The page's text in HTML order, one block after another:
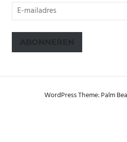
E-
mailadres
ABONNEREN
WordPress Theme: Palm